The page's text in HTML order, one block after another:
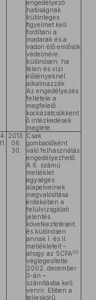
engedélyező
hatóságnak
különleges
figyelmet kell
fordítani a
madarak és a
vadon élő emlősök
védelmére,
különösen, ha
télen és vizi
élőlényeknél
alkalmazzák.
Az engedélyezés
feltétele a
megfelelő
kockázatcsökkent
ő intézkedések
megléte.
2013.
06.
30.
Csak
gombaölőként
való felhasználás
engedélyezhető.
A 6. számú
melléklet
egységes
alapelveinek
megvalósítása
érdekében a
felülvizsgálati
jelentés
következtetéseit,
és különösen
annak I. és II.
mellékleteit –
ahogy az SCFA (2)
véglegesítette
2002. december
3-án –
számításba kell
venni. Ebben a
teljeskörű